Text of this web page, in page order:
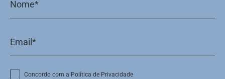
Concordo com a Política de Privacidade